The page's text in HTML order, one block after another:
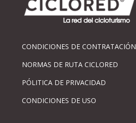
CONDICIONES DE CONTRATACIÓN
NORMAS DE RUTA CICLORED
PÓLITICA DE PRIVACIDAD
CONDICIONES DE USO